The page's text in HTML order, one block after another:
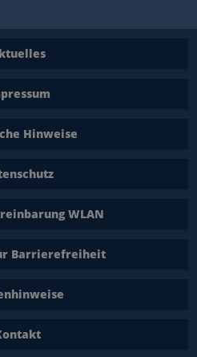
Hinweise
WLAN
Barrierefreiheit